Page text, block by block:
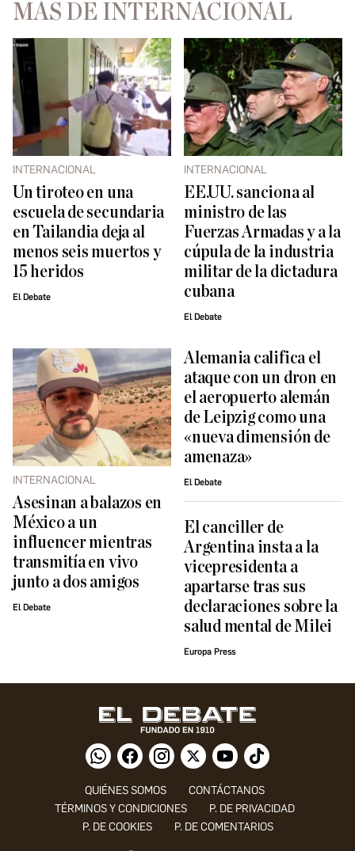
MÁS DE INTERNACIONAL
INTERNACIONAL
Un tiroteo en una
escuela de secundaria
en Tailandia deja al
menos seis muertos y
15 heridos
El Debate
INTERNACIONAL
EE.UU. sanciona al
ministro de las
Fuerzas Armadas y a la
cúpula de la industria
militar de la dictadura
cubana
El Debate
INTERNACIONAL
Asesinan a balazos en
México a un
influencer mientras
transmitía en vivo
junto a dos amigos
El Debate
Alemania califica el
ataque con un dron en
el aeropuerto alemán
de Leipzig como una
«nueva dimensión de
amenaza»
El Debate
El canciller de
Argentina insta a la
vicepresidenta a
apartarse tras sus
declaraciones sobre la
salud mental de Milei
Europa Press
QUIÉNES SOMOS
CONTÁCTANOS
TÉRMINOS Y CONDICIONES
P. DE PRIVACIDAD
P. DE COOKIES
P. DE COMENTARIOS